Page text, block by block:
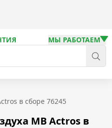
МЫ РАБОТАЕМ
в сборе 76245
MB Actros в